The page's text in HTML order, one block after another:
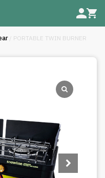
/ PORTABLE TWIN BURNER